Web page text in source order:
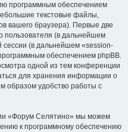
программным обеспечением
текстовые файлы,
вашего браузера). Первые две
пользователя (в дальнейшем
(в дальнейшем «session-
обеспечением phpBB.
одной из тем конференции
для хранения информации о
образом удобство работы с
«Форум Селятино» мы можем
к программному обеспечению